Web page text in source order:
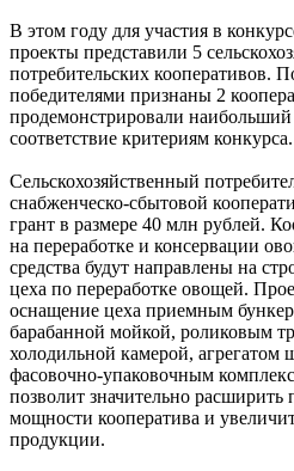
В этом году для участия в
проекты представили 5
потребительских кооперативов.
победителями признаны 2
продемонстрировали наибольший
соответствие критериям конкурса.
Сельскохозяйственный
снабженческо-сбытовой
грант в размере 40 млн рублей.
на переработке и консервации
средства будут направлены на
цеха по переработке овощей.
оснащение цеха приемным
барабанной мойкой, роликовым
холодильной камерой, агрегатом
фасовочно-упаковочным
позволит значительно расширить
мощности кооператива и
продукции.